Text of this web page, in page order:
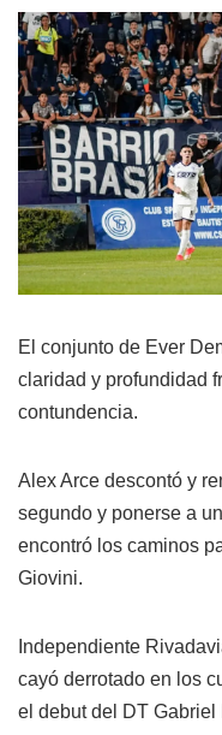
El conjunto de Ever
claridad y profundidad
contundencia.
Alex Arce descontó y
segundo y ponerse a
encontró los caminos
Giovini.
Independiente
cayó derrotado en los
el debut del DT Gabriel